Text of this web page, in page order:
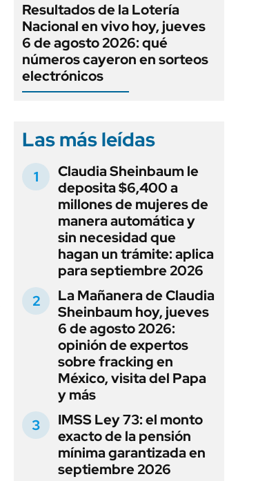
Resultados de la Lotería
Nacional en vivo hoy, jueves
6 de agosto 2026: qué
números cayeron en sorteos
electrónicos
Las más leídas
Claudia Sheinbaum le
deposita $6,400 a
millones de mujeres de
manera automática y
sin necesidad que
hagan un trámite: aplica
para septiembre 2026
La Mañanera de Claudia
Sheinbaum hoy, jueves
6 de agosto 2026:
opinión de expertos
sobre fracking en
México, visita del Papa
y más
IMSS Ley 73: el monto
exacto de la pensión
mínima garantizada en
septiembre 2026